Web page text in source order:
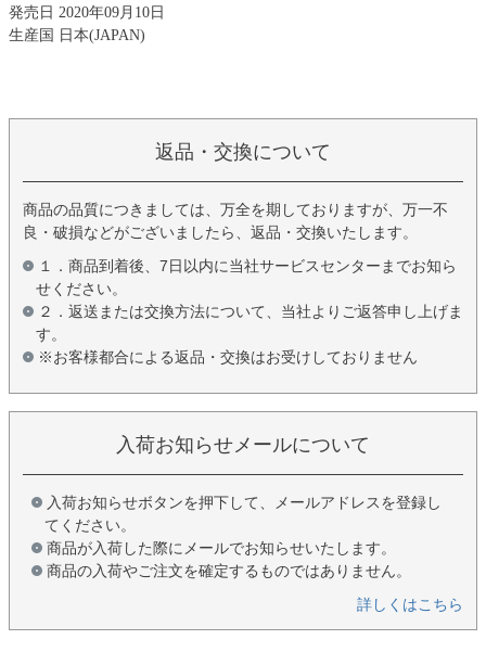
発売日 2020年09月10日
生産国 日本(JAPAN)
返品・交換について
商品の品質につきましては、万全を期しておりますが、万一不
良・破損などがございましたら、返品・交換いたします。
１．商品到着後、7日以内に当社サービスセンターまでお知ら
せください。
２．返送または交換方法について、当社よりご返答申し上げま
す。
※お客様都合による返品・交換はお受けしておりません
入荷お知らせメールについて
入荷お知らせボタンを押下して、メールアドレスを登録し
てください。
商品が入荷した際にメールでお知らせいたします。
商品の入荷やご注文を確定するものではありません。
詳しくはこちら